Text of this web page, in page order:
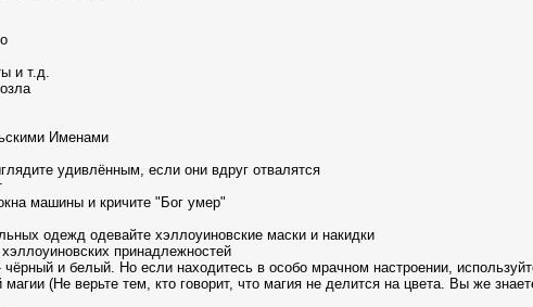
и т.д.
Именами
удивлённым, если они вдруг отвалятся
машины и кричите "Бог умер"
одежд одевайте хэллоуиновские маски и накидки
принадлежностей
и белый. Hо если находитесь в особо мрачном настроении,
(Hе верьте тем, кто говорит, что магия не делится на цвета. Вы же